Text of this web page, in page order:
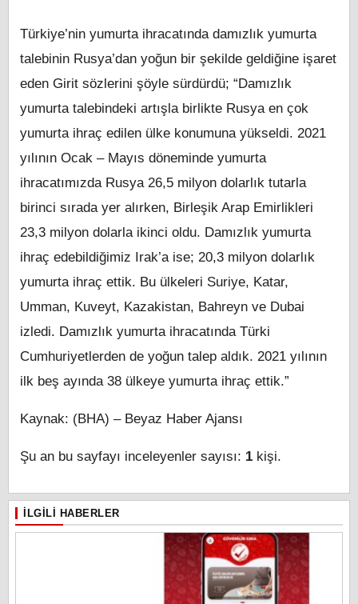
Türkiye’nin yumurta ihracatında damızlık yumurta
talebinin Rusya’dan yoğun bir şekilde geldiğine işaret
eden Girit sözlerini şöyle sürdürdü; “Damızlık
yumurta talebindeki artışla birlikte Rusya en çok
yumurta ihraç edilen ülke konumuna yükseldi. 2021
yılının Ocak – Mayıs döneminde yumurta
ihracatımızda Rusya 26,5 milyon dolarlık tutarla
birinci sırada yer alırken, Birleşik Arap Emirlikleri
23,3 milyon dolarla ikinci oldu. Damızlık yumurta
ihraç edebildiğimiz Irak’a ise; 20,3 milyon dolarlık
yumurta ihraç ettik. Bu ülkeleri Suriye, Katar,
Umman, Kuveyt, Kazakistan, Bahreyn ve Dubai
izledi. Damızlık yumurta ihracatında Türki
Cumhuriyetlerden de yoğun talep aldık. 2021 yılının
ilk beş ayında 38 ülkeye yumurta ihraç ettik.”
Kaynak: (BHA) – Beyaz Haber Ajansı
Şu an bu sayfayı inceleyenler sayısı: 1 kişi.
İLGILI HABERLER